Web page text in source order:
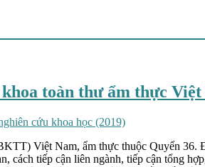
toàn thư ẩm thực Việt
cứu khoa học (2019)
Việt Nam, ẩm thực thuộc Quyển
cách tiếp cận liên ngành, tiếp cận tổng